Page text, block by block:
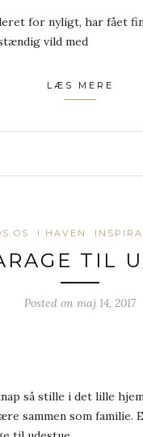
for nyligt, har fået
vild med
LÆS MERE
OS I HAVEN
TIL
Posted on maj 14, 2017
så stille i det lille
sammen som